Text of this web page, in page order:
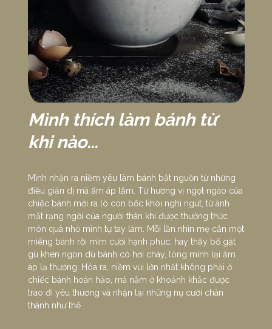
Mình thích làm bánh từ
khi nào...
Mình nhận ra niềm yêu làm bánh bắt nguồn từ những
điều giản dị mà ấm áp lắm. Từ hương vị ngọt ngào của
chiếc bánh mới ra lò còn bốc khói nghi ngút, từ ánh
mắt rạng ngời của người thân khi được thưởng thức
món quà nhỏ mình tự tay làm. Mỗi lần nhìn mẹ cắn một
miếng bánh rồi mỉm cười hạnh phúc, hay thấy bố gật
gù khen ngon dù bánh có hơi cháy, lòng mình lại ấm
áp lạ thường. Hóa ra, niềm vui lớn nhất không phải ở
chiếc bánh hoàn hảo, mà nằm ở khoảnh khắc được
trao đi yêu thương và nhận lại những nụ cười chân
thành như thế.